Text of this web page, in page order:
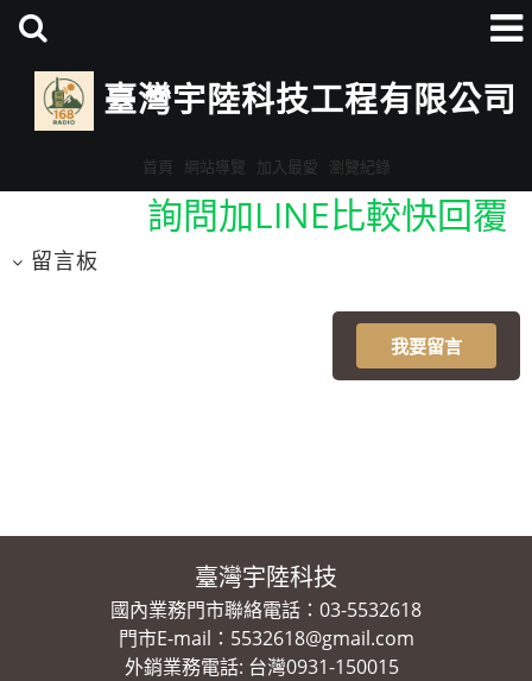
臺灣宇陸科技工程有限公司
首頁 網站導覽 加入最愛 瀏覽紀錄
詢問加LINE比較快回覆
詢問加LINE比較快回覆
ID:@eav3678v
留言板
我要留言
臺灣宇陸科技
國內業務門市聯絡電話：03-5532618
門市E-mail：5532618@gmail.com
外銷業務電話: 台灣0931-150015